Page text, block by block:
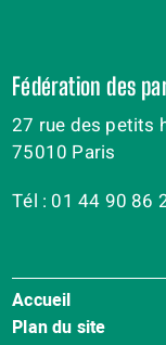
Fédération des
27 rue des petits
75010 Paris
Tél : 01 44 90 86
Menu
Pied
Accueil
Plan du site